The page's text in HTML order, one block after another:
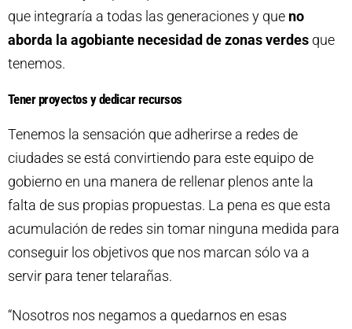
que integraría a todas las generaciones y que no
aborda la agobiante necesidad de zonas verdes que
tenemos.
Tener proyectos y dedicar recursos
Tenemos la sensación que adherirse a redes de
ciudades se está convirtiendo para este equipo de
gobierno en una manera de rellenar plenos ante la
falta de sus propias propuestas. La pena es que esta
acumulación de redes sin tomar ninguna medida para
conseguir los objetivos que nos marcan sólo va a
servir para tener telarañas.
“Nosotros nos negamos a quedarnos en esas